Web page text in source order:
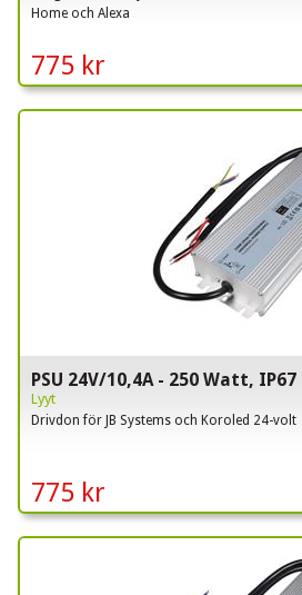
775 kr
Home och Alexa
PSU 24V/10,4A - 250 Watt, IP67
775 kr
Lyyt
Drivdon för JB Systems och Koroled 24-volt